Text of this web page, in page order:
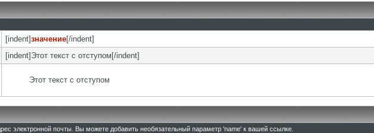
[indent]значение[/indent]
[indent]Этот текст с отступом[/indent]
Этот текст с отступом
электронной почты. Вы можете добавить необязательный параметр 'name' к вашей ссылке.